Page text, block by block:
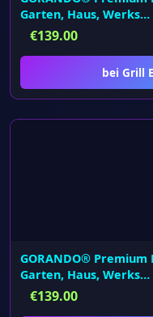
Garten, Haus, Werks…
€139.00
bei Grill
GORANDO® Premium
Garten, Haus, Werks…
€139.00